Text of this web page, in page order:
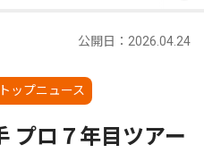
トップニュース
公開日：2026.04.24
プロ７年目ツアー